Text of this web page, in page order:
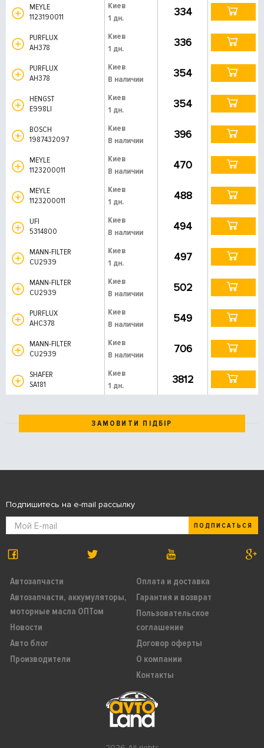
MEYLE
1123190011
Киев
1 дн.
334
PURFLUX
AH378
Киев
1 дн.
336
PURFLUX
AH378
Киев
В наличии
354
HENGST
E998LI
Киев
1 дн.
354
BOSCH
1987432097
Киев
В наличии
396
MEYLE
1123200011
Киев
В наличии
470
MEYLE
1123200011
Киев
1 дн.
488
UFI
5314800
Киев
В наличии
494
MANN-FILTER
CU2939
Киев
1 дн.
497
MANN-FILTER
CU2939
Киев
В наличии
502
PURFLUX
AHC378
Киев
В наличии
549
MANN-FILTER
CU2939
Киев
В наличии
706
SHAFER
SA181
Киев
1 дн.
3812
ЗАМОВИТИ ПІДБІР
Автозапчасти
Автозапчасти, аккумуляторы,
моторные масла ОПТом
Новости
Авто блог
Производители
Оплата и доставка
Гарантия и возврат
Пользовательское
соглашение
Договор оферты
О компании
Контакты
Подпишитесь на e-mail рассылку
ПОДПИСАТЬСЯ